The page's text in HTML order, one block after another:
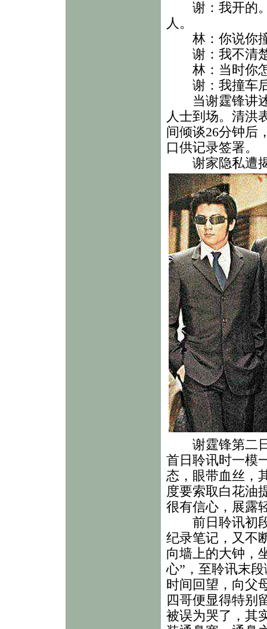
谢：我开的。
人。
林：你说你撞
谢：我不清楚
林：当时你怎
谢：我撞车后
当谢霆锋讲述
人士到场。清洪
间倾谈26分钟后
口供记录签署。
谢家隐私遭揭
谢霆锋第二日
首日聆讯时一模
态，眼带血丝，
度要索取白花油
很有信心，展露
前日聆讯初段
纪录笔记，又不
向墙上的大钟，
心”，至聆讯末
时间回望，向父
四哥便显得特别
被误为哭了，其